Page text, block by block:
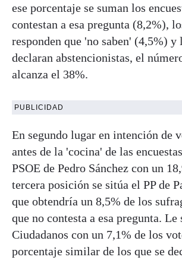
ese porcentaje se suman los
contestan a esa pregunta (8,2%),
responden que 'no saben' (4,5%) y
declaran abstencionistas, el
alcanza el 38%.
PUBLICIDAD
En segundo lugar en intención de
antes de la 'cocina' de las
PSOE de Pedro Sánchez con un
tercera posición se sitúa el PP de
que obtendría un 8,5% de los
que no contesta a esa pregunta. Le
Ciudadanos con un 7,1% de los
porcentaje similar de los que se